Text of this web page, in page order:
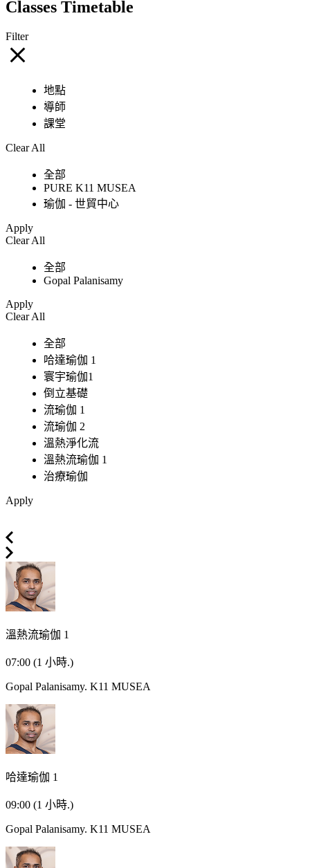
Classes Timetable
Filter
地點
導師
課堂
Clear All
全部
PURE K11 MUSEA
瑜伽 - 世貿中心
Apply
Clear All
全部
Gopal Palanisamy
Apply
Clear All
全部
哈達瑜伽 1
寰宇瑜伽1
倒立基礎
流瑜伽 1
流瑜伽 2
溫熱淨化流
溫熱流瑜伽 1
治療瑜伽
Apply
溫熱流瑜伽 1
07:00 (1 小時.)
Gopal Palanisamy. K11 MUSEA
哈達瑜伽 1
09:00 (1 小時.)
Gopal Palanisamy. K11 MUSEA